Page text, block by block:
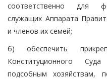
соответственно для
служащих Аппарата
и членов их семей;
б) обеспечить
Конституционного
подсобным хозяйствам,